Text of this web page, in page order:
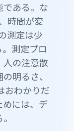
ある。な
時間が変
測定は少
測定プロ
人の注意散
明るさ、
おわかりだ
めには、デ